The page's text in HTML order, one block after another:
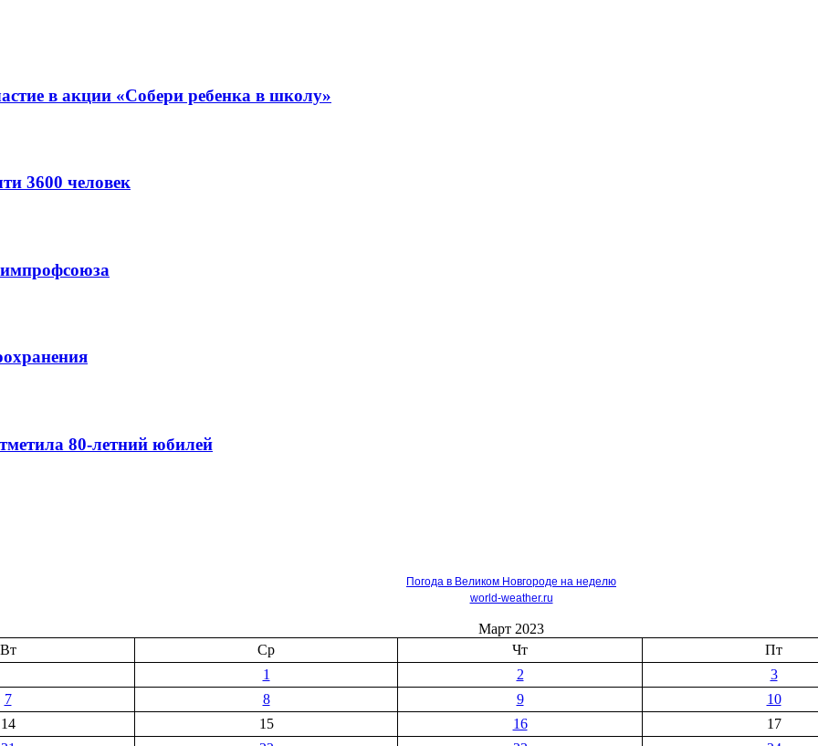
в акции «Собери ребенка в школу»
3600 человек
80-летний юбилей
Погода в Великом Новгороде на неделю
world-weather.ru
Март 2023
Вт Ср Чт
Пт
1
2
3
7 8 9
10
14 15 16
17